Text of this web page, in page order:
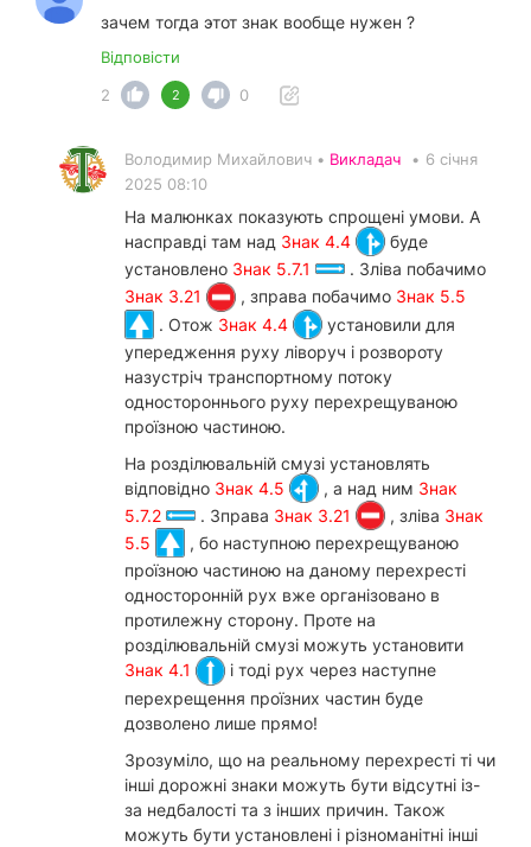
зачем тогда этот знак вообще нужен ?
Відповісти
2
2 0
Володимир Михайлович • Викладач • 6 січня
2025 08:10
На малюнках показують спрощені умови. А
насправді там над Знак 4.4
буде
установлено Знак 5.7.1
. Зліва побачимо
Знак 3.21
, зправа побачимо Знак 5.5
. Отож Знак 4.4
установили для
упередження руху ліворуч і розвороту
назустріч транспортному потоку
одностороннього руху перехрещуваною
проїзною частиною.
На розділювальній смузі установлять
відповідно Знак 4.5 , а над ним Знак
5.7.2
. Зправа Знак 3.21 , зліва Знак
5.5
, бо наступною перехрещуваною
проїзною частиною на даному перехресті
односторонній рух вже організовано в
протилежну сторону. Проте на
розділювальній смузі можуть установити
Знак 4.1
і тоді рух через наступне
перехрещення проїзних частин буде
дозволено лише прямо!
Зрозуміло, що на реальному перехресті ті чи
інші дорожні знаки можуть бути відсутні із-
за недбалості та з інших причин. Також
можуть бути установлені і різноманітні інші